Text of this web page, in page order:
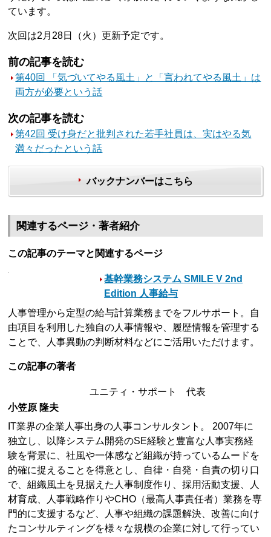
ています。
次回は2月28日（火）更新予定です。
前の記事を読む
第40回 「気づいてやる風土」と「言われてやる風土」は
両方が必要という話
次の記事を読む
第42回 受け身だと批判された若手社員は、実はやる気
満々だったという話
バックナンバーはこちら
関連するページ・著者紹介
この記事のテーマと関連するページ
基幹業務システム SMILE V 2nd
Edition 人事給与
人事管理から定型の給与計算業務までをフルサポート。自
由項目を利用した独自の人事情報や、履歴情報を管理する
ことで、人事異動の判断材料などにご活用いただけます。
この記事の著者
ユニティ・サポート 代表
小笠原 隆夫
IT業界の企業人事出身の人事コンサルタント。 2007年に
独立し、以降システム開発のSE経験と豊富な人事実務経
験を背景に、社風や一体感など組織が持っているムードを
的確に捉えることを得意とし、自律・自発・自責の切り口
で、組織風土を見据えた人事制度作り、採用活動支援、人
材育成、人事戦略作りやCHO（最高人事責任者）業務を専
門的に支援するなど、人事や組織の課題解決、改善に向け
たコンサルティングを様々な規模の企業に対して行ってい